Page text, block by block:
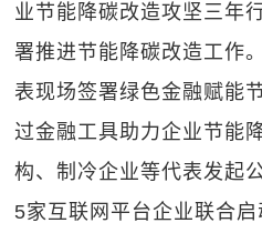
业节能降碳改造攻坚三年
署推进节能降碳改造工作
表现场签署绿色金融赋能
过金融工具助力企业节能
构、制冷企业等代表发起
5家互联网平台企业联合启